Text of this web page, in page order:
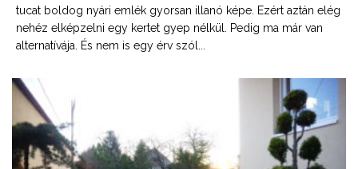
tucat boldog nyári emlék gyorsan illanó képe. Ezért aztán elég
nehéz elképzelni egy kertet gyep nélkül. Pedig ma már van
alternatívája. És nem is egy érv szól...